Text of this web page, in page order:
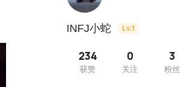
INFJ小蛇 Lv.1
234
获赞
0
关注
3
粉丝